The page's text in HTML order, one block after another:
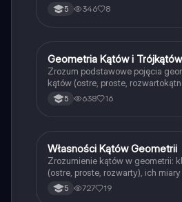
trójkątach równoramiennych,
czworokątach, w tym
5 346 8
Matematyka
Geometria Kątów i Trójkątów
Zrozum podstawowe pojęcia
kątów (ostre, proste,
trójkątów (równoboczny,
różnoboczny). Dowiedz się, jak
5 638 16
Matematyka
Własności Kątów Geometrii
Zrozumienie kątów w geometrii:
(ostre, proste, rozwarty), ich
Materiał zawiera definicje, wzory
zastosowania kątów w praktyce.
5 727 19